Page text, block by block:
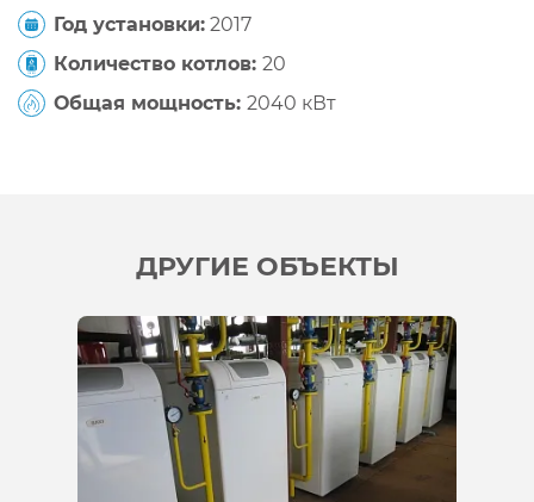
Год установки: 2017
Количество котлов: 20
Общая мощность: 2040 кВт
ДРУГИЕ ОБЪЕКТЫ